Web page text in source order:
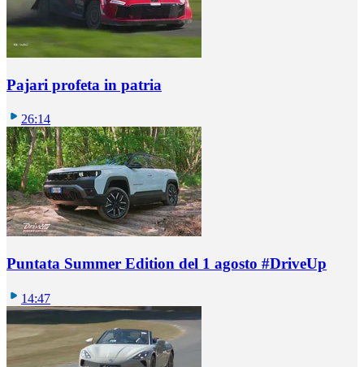
Pajari profeta in patria
26:14
Puntata Summer Edition del 1 agosto #DriveUp
14:47